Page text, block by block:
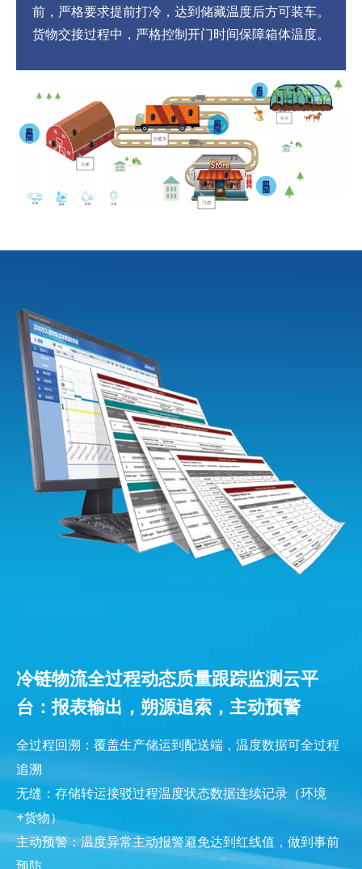
前，严格要求提前打冷，达到储藏温度后方可装车。
货物交接过程中，严格控制开门时间保障箱体温度。
冷链物流全过程动态质量跟踪监测云平
台：报表输出，朔源追索，主动预警
全过程回溯：覆盖生产储运到配送端，温度数据可全过程
追溯
无缝：存储转运接驳过程温度状态数据连续记录（环境
+货物）
主动预警：温度异常主动报警避免达到红线值，做到事前